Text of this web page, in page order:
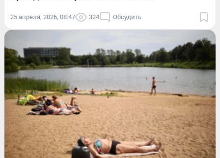
25 апреля, 2026, 08:47 324 Обсудить